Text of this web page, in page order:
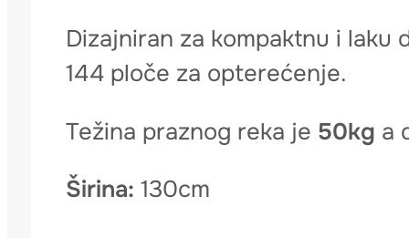
Dizajniran za kompaktnu i laku
144 ploče za opterećenje.
Težina praznog reka je 50kg a
Širina: 130cm